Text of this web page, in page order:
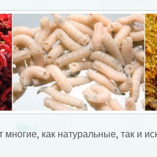
как натуральные, так и